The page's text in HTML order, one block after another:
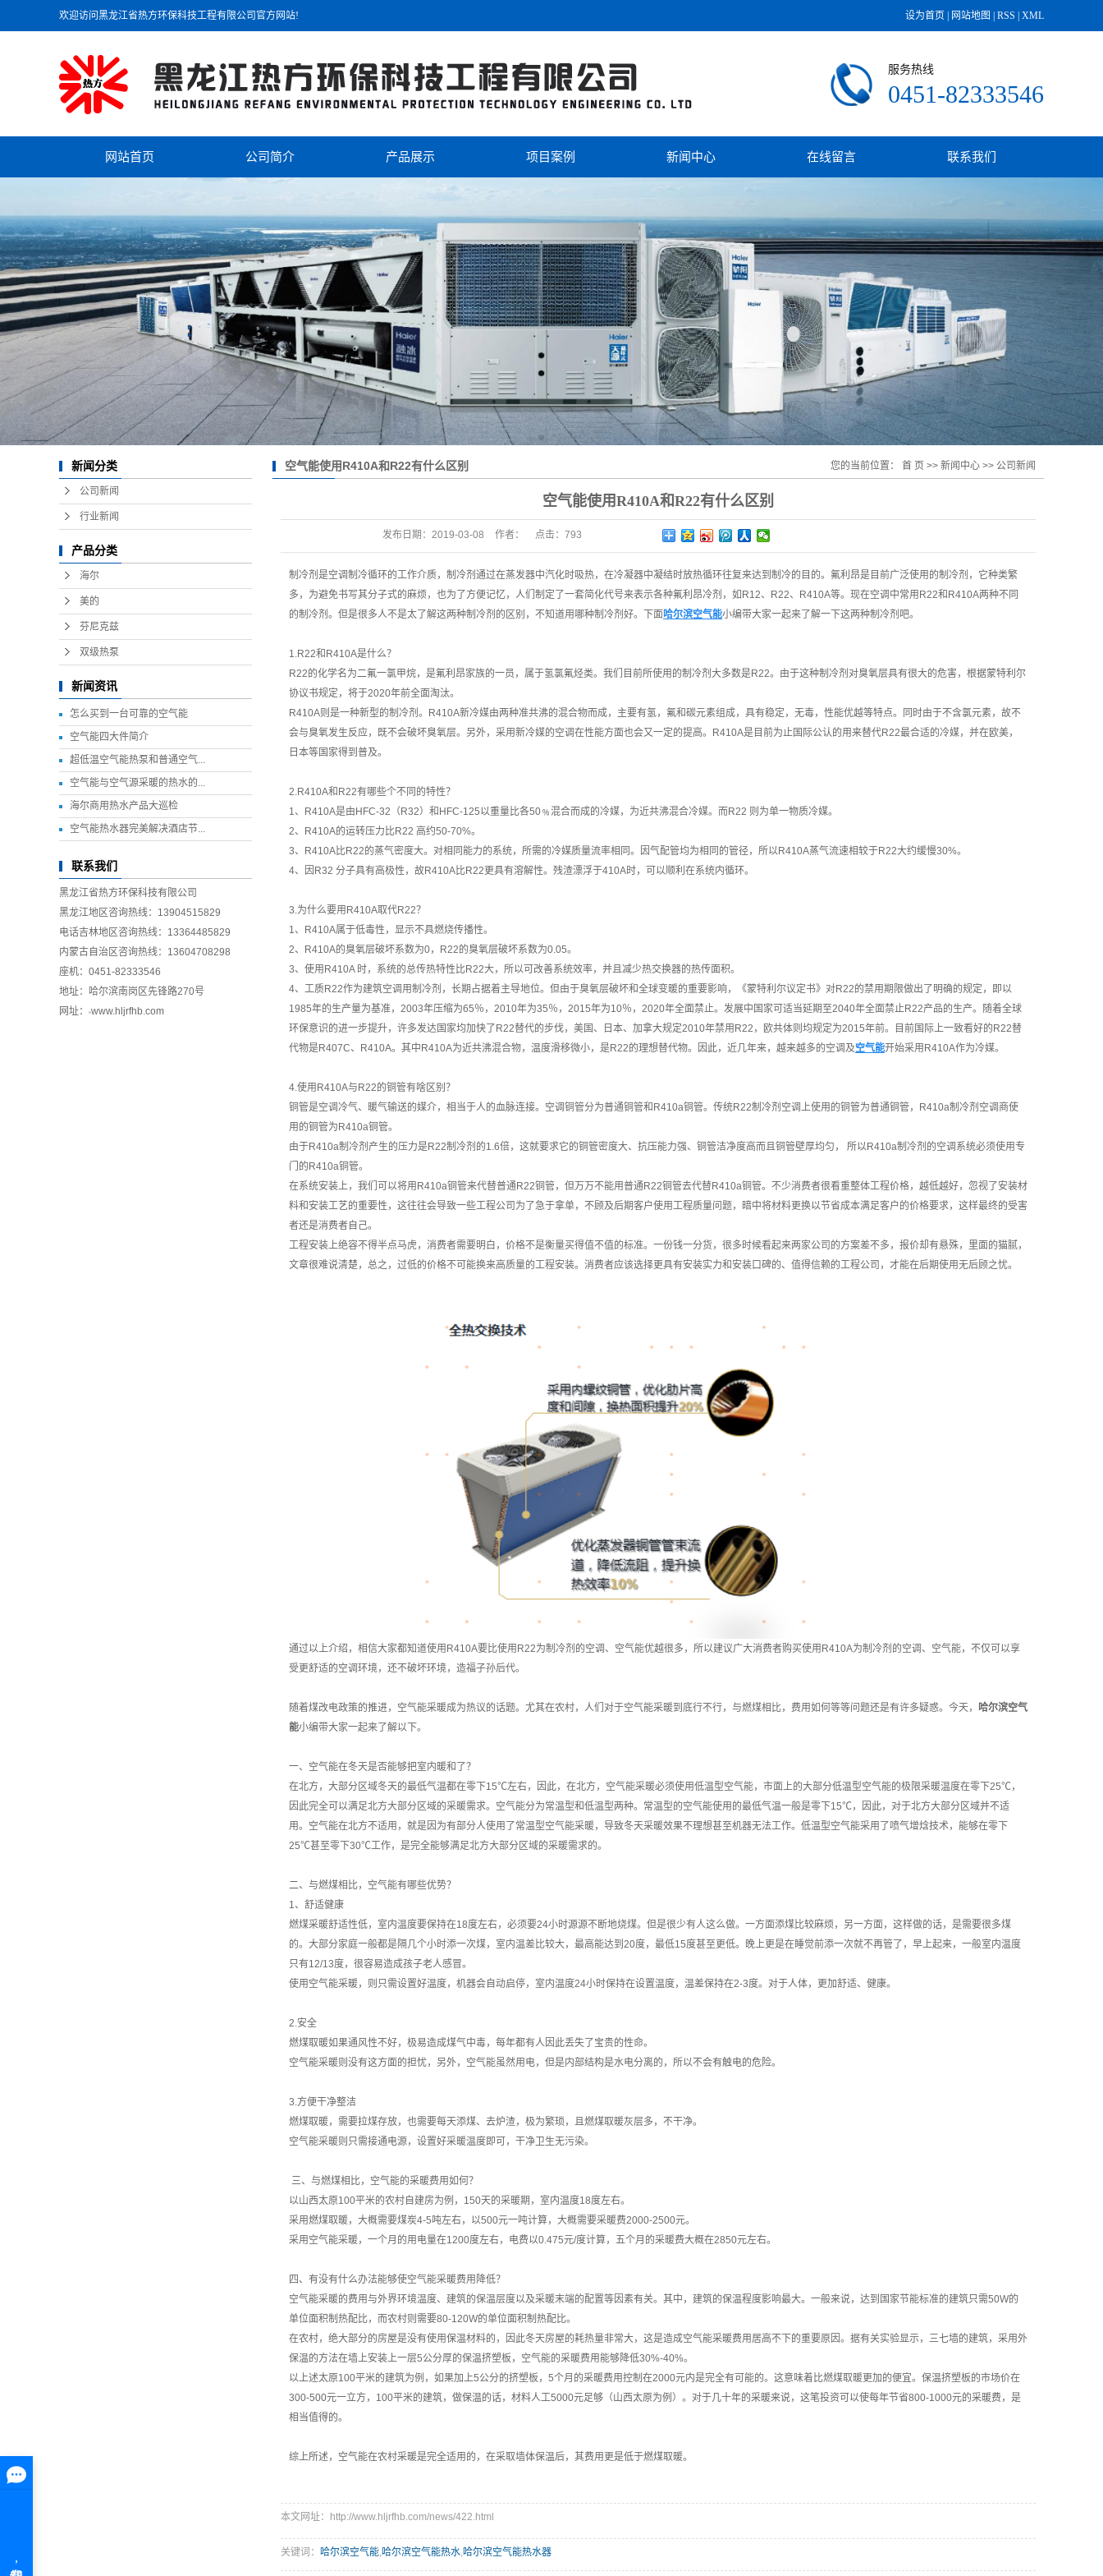
欢迎访问黑龙江省热方环保科技工程有限公司官方网站! 设为首页 网站地图 RSS XML
服务热线
0451-82333546
网站首页 公司简介
联系我们
产品展示
美的
芬尼克兹
双级热泵
项目案例
视频中心
新闻中心
行业新闻
在线留言 联系我们
新闻分类
公司新闻
行业新闻
产品分类
海尔
美的
芬尼克兹
双级热泵
新闻资讯
怎么买到一台可靠的空气能
空气能四大件简介
超低温空气能热泵和普通空气...
空气能与空气源采暖的热水的...
海尔商用热水产品大巡检
空气能热水器完美解决酒店节...
联系我们
黑龙江省热方环保科技有限公司
黑龙江地区咨询热线：13904515829
电话吉林地区咨询热线：13364485829
内蒙古自治区咨询热线：13604708298
座机：0451-82333546
地址：哈尔滨南岗区先锋路270号
网址：
www.hljrfhb.com
空气能使用R410A和R22有什么区别 您的当前位置： 首 页 >> 新闻中心 >> 公司新闻
空气能使用R410A和R22有什么区别
发布日期： 2019-03-08 作者： 点击： 793
制冷剂是空调制冷循环的工作介质，制冷剂通过在蒸发器中汽化时吸热，在冷凝器中凝结时放热循环往复来达到制冷的目的。氟利昂是目前广泛使用的制冷剂，它种类繁
多，为避免书写其分子式的麻烦，也为了方便记忆，人们制定了一套简化代号来表示各种氟利昂冷剂，如R12、R22、R410A等。现在空调中常用R22和R410A两种不同
的制冷剂。但是很多人不是太了解这两种制冷剂的区别，不知道用哪种制冷剂好。下面哈尔滨空气能小编带大家一起来了解一下这两种制冷剂吧。
1.R22和R410A是什么？
R22的化学名为二氟一氯甲烷，是氟利昂家族的一员，属于氢氯氟烃类。我们目前所使用的制冷剂大多数是R22。由于这种制冷剂对臭氧层具有很大的危害，根据蒙特利尔
协议书规定，将于2020年前全面淘汰。
R410A则是一种新型的制冷剂。R410A新冷媒由两种准共沸的混合物而成，主要有氢，氟和碳元素组成，具有稳定，无毒，性能优越等特点。同时由于不含氯元素，故不
会与臭氧发生反应，既不会破坏臭氧层。另外，采用新冷媒的空调在性能方面也会又一定的提高。R410A是目前为止国际公认的用来替代R22最合适的冷媒，并在欧美，
日本等国家得到普及。
2.R410A和R22有哪些个不同的特性？
1、R410A是由HFC-32（R32）和HFC-125以重量比各50﹪混合而成的冷媒，为近共沸混合冷媒。而R22 则为单一物质冷媒。
2、R410A的运转压力比R22 高约50-70%。
3、R410A比R22的蒸气密度大。对相同能力的系统，所需的冷媒质量流率相同。因气配管均为相同的管径，所以R410A蒸气流速相较于R22大约缓慢30%。
4、因R32 分子具有高极性，故R410A比R22更具有溶解性。残渣漂浮于410A时，可以顺利在系统内循环。
3.为什么要用R410A取代R22？
1、R410A属于低毒性，显示不具燃烧传播性。
2、R410A的臭氧层破坏系数为0，R22的臭氧层破坏系数为0.05。
3、使用R410A 时，系统的总传热特性比R22大，所以可改善系统效率，并且减少热交换器的热传面积。
4、工质R22作为建筑空调用制冷剂，长期占据着主导地位。但由于臭氧层破坏和全球变暖的重要影响，《蒙特利尔议定书》对R22的禁用期限做出了明确的规定，即以
1985年的生产量为基准，2003年压缩为65％，2010年为35％，2015年为10％，2020年全面禁止。发展中国家可适当延期至2040年全面禁止R22产品的生产。随着全球
环保意识的进一步提升，许多发达国家均加快了R22替代的步伐，美国、日本、加拿大规定2010年禁用R22，欧共体则均规定为2015年前。目前国际上一致看好的R22替
代物是R407C、R410A。其中R410A为近共沸混合物，温度滑移微小，是R22的理想替代物。因此，近几年来，越来越多的空调及空气能开始采用R410A作为冷媒。
4.使用R410A与R22的铜管有啥区别？
铜管是空调冷气、暖气输送的媒介，相当于人的血脉连接。空调铜管分为普通铜管和R410a铜管。传统R22制冷剂空调上使用的铜管为普通铜管，R410a制冷剂空调商使
用的铜管为R410a铜管。
由于R410a制冷剂产生的压力是R22制冷剂的1.6倍，这就要求它的铜管密度大、抗压能力强、铜管洁净度高而且铜管壁厚均匀， 所以R410a制冷剂的空调系统必须使用专
门的R410a铜管。
在系统安装上，我们可以将用R410a铜管来代替普通R22铜管，但万万不能用普通R22铜管去代替R410a铜管。不少消费者很看重整体工程价格，越低越好，忽视了安装材
料和安装工艺的重要性，这往往会导致一些工程公司为了急于拿单，不顾及后期客户使用工程质量问题，暗中将材料更换以节省成本满足客户的价格要求，这样最终的受害
者还是消费者自己。
工程安装上绝容不得半点马虎，消费者需要明白，价格不是衡量买得值不值的标准。一份钱一分货，很多时候看起来两家公司的方案差不多，报价却有悬殊，里面的猫腻，
文章很难说清楚，总之，过低的价格不可能换来高质量的工程安装。消费者应该选择更具有安装实力和安装口碑的、值得信赖的工程公司，才能在后期使用无后顾之忧。
通过以上介绍，相信大家都知道使用R410A要比使用R22为制冷剂的空调、空气能优越很多，所以建议广大消费者购买使用R410A为制冷剂的空调、空气能，不仅可以享
受更舒适的空调环境，还不破坏环境，造福子孙后代。
随着煤改电政策的推进，空气能采暖成为热议的话题。尤其在农村，人们对于空气能采暖到底行不行，与燃煤相比，费用如何等等问题还是有许多疑惑。今天， 哈尔滨空气
能小编带大家一起来了解以下。
一、空气能在冬天是否能够把室内暖和了？
在北方，大部分区域冬天的最低气温都在零下15℃左右，因此，在北方，空气能采暖必须使用低温型空气能，市面上的大部分低温型空气能的极限采暖温度在零下25℃，
因此完全可以满足北方大部分区域的采暖需求。空气能分为常温型和低温型两种。常温型的空气能使用的最低气温一般是零下15℃，因此，对于北方大部分区域并不适
用。空气能在北方不适用，就是因为有部分人使用了常温型空气能采暖，导致冬天采暖效果不理想甚至机器无法工作。低温型空气能采用了喷气增焓技术，能够在零下
25℃甚至零下30℃工作，是完全能够满足北方大部分区域的采暖需求的。
二、与燃煤相比，空气能有哪些优势？
1、舒适健康
燃煤采暖舒适性低，室内温度要保持在18度左右，必须要24小时源源不断地烧煤。但是很少有人这么做。一方面添煤比较麻烦，另一方面，这样做的话，是需要很多煤
的。大部分家庭一般都是隔几个小时添一次煤，室内温差比较大，最高能达到20度，最低15度甚至更低。晚上更是在睡觉前添一次就不再管了，早上起来，一般室内温度
只有12/13度，很容易造成孩子老人感冒。
使用空气能采暖，则只需设置好温度，机器会自动启停，室内温度24小时保持在设置温度，温差保持在2-3度。对于人体，更加舒适、健康。
2.安全
燃煤取暖如果通风性不好，极易造成煤气中毒，每年都有人因此丢失了宝贵的性命。
空气能采暖则没有这方面的担忧，另外，空气能虽然用电，但是内部结构是水电分离的，所以不会有触电的危险。
3.方便干净整洁
燃煤取暖，需要拉煤存放，也需要每天添煤、去炉渣，极为繁琐，且燃煤取暖灰层多，不干净。
空气能采暖则只需接通电源，设置好采暖温度即可，干净卫生无污染。
三、与燃煤相比，空气能的采暖费用如何？
以山西太原100平米的农村自建房为例，150天的采暖期，室内温度18度左右。
采用燃煤取暖，大概需要煤炭4-5吨左右，以500元一吨计算，大概需要采暖费2000-2500元。
采用空气能采暖，一个月的用电量在1200度左右，电费以0.475元/度计算，五个月的采暖费大概在2850元左右。
四、有没有什么办法能够使空气能采暖费用降低？
空气能采暖的费用与外界环境温度、建筑的保温层度以及采暖末端的配置等因素有关。其中，建筑的保温程度影响最大。一般来说，达到国家节能标准的建筑只需50W的
单位面积制热配比，而农村则需要80-120W的单位面积制热配比。
在农村，绝大部分的房屋是没有使用保温材料的，因此冬天房屋的耗热量非常大，这是造成空气能采暖费用居高不下的重要原因。据有关实验显示，三七墙的建筑，采用外
保温的方法在墙上安装上一层5公分厚的保温挤塑板，空气能的采暖费用能够降低30%-40%。
以上述太原100平米的建筑为例，如果加上5公分的挤塑板，5个月的采暖费用控制在2000元内是完全有可能的。这意味着比燃煤取暖更加的便宜。保温挤塑板的市场价在
300-500元一立方，100平米的建筑，做保温的话，材料人工5000元足够（山西太原为例）。对于几十年的采暖来说，这笔投资可以使每年节省800-1000元的采暖费，是
相当值得的。
综上所述，空气能在农村采暖是完全适用的，在采取墙体保温后，其费用更是低于燃煤取暖。
本文网址：http://www.hljrfhb.com/news/422.html
关键词： 哈尔滨空气能,哈尔滨空气能热水,哈尔滨空气能热水器